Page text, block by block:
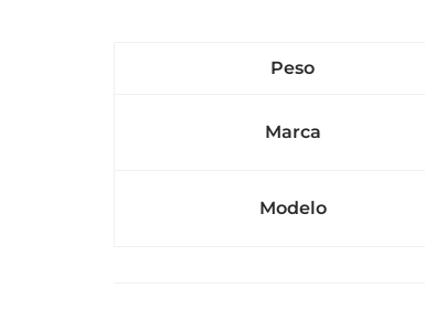
Peso
Marca
Modelo